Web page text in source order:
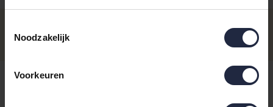
Noodzakelijk
Voorkeuren €4,95
Incl. BTW
Incl. BTW